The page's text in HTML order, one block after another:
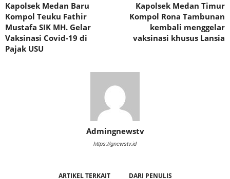
Kapolsek Medan Baru
Kompol Teuku Fathir
Mustafa SIK MH. Gelar
Vaksinasi Covid-19 di
Pajak USU
Kapolsek Medan Timur
Kompol Rona Tambunan
kembali menggelar
vaksinasi khusus Lansia
Admingnewstv
https://gnewstv.id
ARTIKEL TERKAIT DARI PENULIS